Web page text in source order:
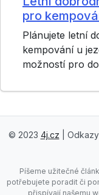
pro
Plánujete letní
kempování u
možností pro
© 2023 4j.cz |
Píšeme užitečné
potřebujete poradit či
přispívají našemu